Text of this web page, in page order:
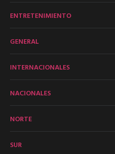
ENTRETENIMIENTO
GENERAL
INTERNACIONALES
NACIONALES
NORTE
SUR